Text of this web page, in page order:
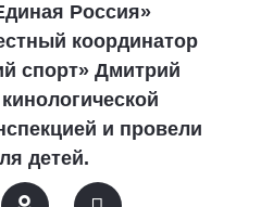
Россия»
координатор
спорт» Дмитрий
и провели
детей.